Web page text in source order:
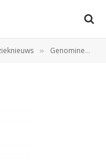
» Genomineerden Rock and Roll Hall of Fame 2013 bekend